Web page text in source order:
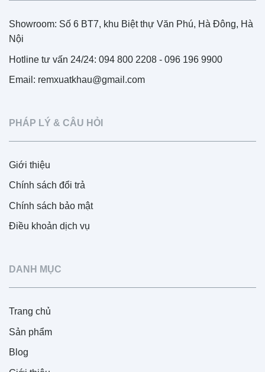
Showroom: Số 6 BT7, khu Biệt thự Văn Phú, Hà Đông, Hà
Nội
Hotline tư vấn 24/24: 094 800 2208 - 096 196 9900
Email: remxuatkhau@gmail.com
PHÁP LÝ & CÂU HỎI
Giới thiệu
Chính sách đổi trả
Chính sách bảo mật
Điều khoản dịch vụ
DANH MỤC
Trang chủ
Sản phẩm
Blog